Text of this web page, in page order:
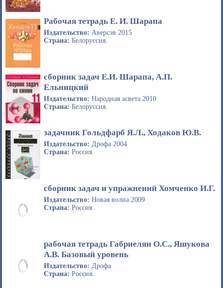
Рабочая тетрадь Е. И. Шарапа
Издательство: Аверсэв 2015
Страна: Белоруссия.
сборник задач Е.И. Шарапа, А.П.
Ельницкий
Издательство: Народная асвета 2010
Страна: Белоруссия.
задачник Гольдфарб Я.Л., Ходаков Ю.В.
Издательство: Дрофа 2004
Страна: Россия.
сборник задач и упражнений Хомченко И.Г.
Издательство: Новая волна 2009
Страна: Россия.
рабочая тетрадь Габриелян О.С., Яшукова
А.В. Базовый уровень
Издательство: Дрофа
Страна: Россия.